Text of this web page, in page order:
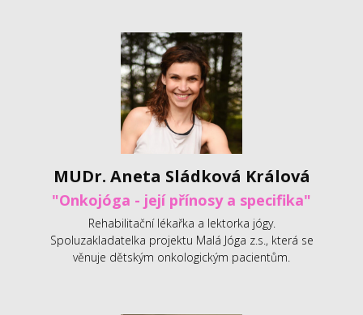
MUDr. Aneta Sládková Králová
"Onkojóga - její přínosy a specifika"
Rehabilitační lékařka a lektorka jógy.
Spoluzakladatelka projektu Malá Jóga z.s., která se
věnuje dětským onkologickým pacientům.